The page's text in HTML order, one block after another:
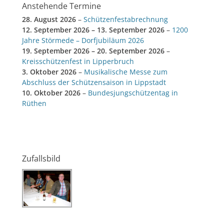
Anstehende Termine
28. August 2026 – Schützenfestabrechnung
12. September 2026 – 13. September 2026 – 1200
Jahre Störmede – Dorfjubiläum 2026
19. September 2026 – 20. September 2026 –
Kreisschützenfest in Lipperbruch
3. Oktober 2026 – Musikalische Messe zum
Abschluss der Schützensaison in Lippstadt
10. Oktober 2026 – Bundesjungschützentag in
Rüthen
Zufallsbild